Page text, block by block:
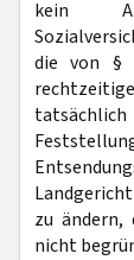
kein
die von §
zu ändern,
nicht